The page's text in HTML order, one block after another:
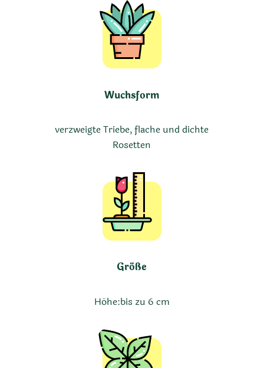
Wuchsform
verzweigte Triebe, flache und dichte
Rosetten
Größe
Höhe:bis zu 6 cm